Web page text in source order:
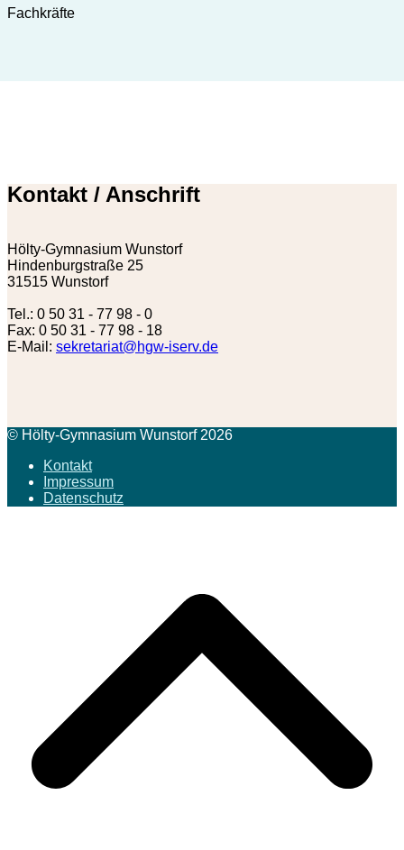
Fachkräfte
Kontakt / Anschrift
Hölty-Gymnasium Wunstorf
Hindenburgstraße 25
31515 Wunstorf
Tel.: 0 50 31 - 77 98 - 0
Fax: 0 50 31 - 77 98 - 18
E-Mail: sekretariat@hgw-iserv.de
© Hölty-Gymnasium Wunstorf 2026
Kontakt
Impressum
Datenschutz